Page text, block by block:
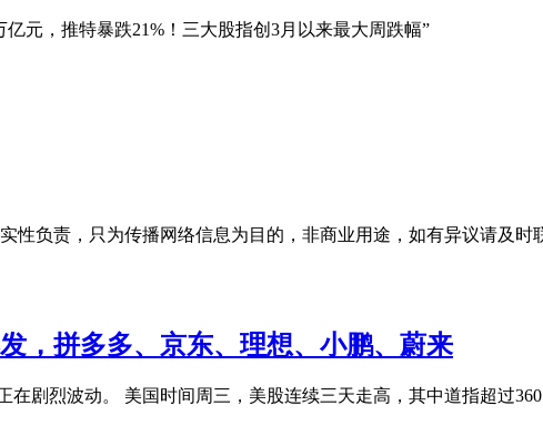
元，推特暴跌21%！三大股指创3月以来最大周跌幅”
负责，只为传播网络信息为目的，非商业用途，如有异议请及时
，拼多多、京东、理想、小鹏、蔚来
剧烈波动。 美国时间周三，美股连续三天走高，其中道指超过